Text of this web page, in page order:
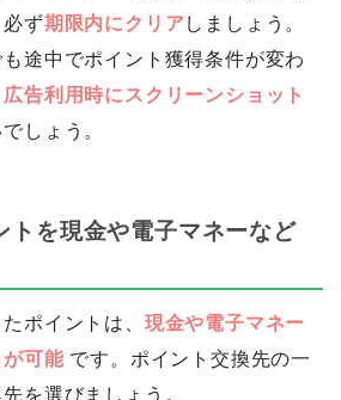
ず期限内にクリアしましょう。
途中でポイント獲得条件が変わ
広告利用時にスクリーンショット
しょう。
トを現金や電子マネーなど
ポイントは、 現金や電子マネー
可能 です。ポイント交換先の一
を選びましょう。